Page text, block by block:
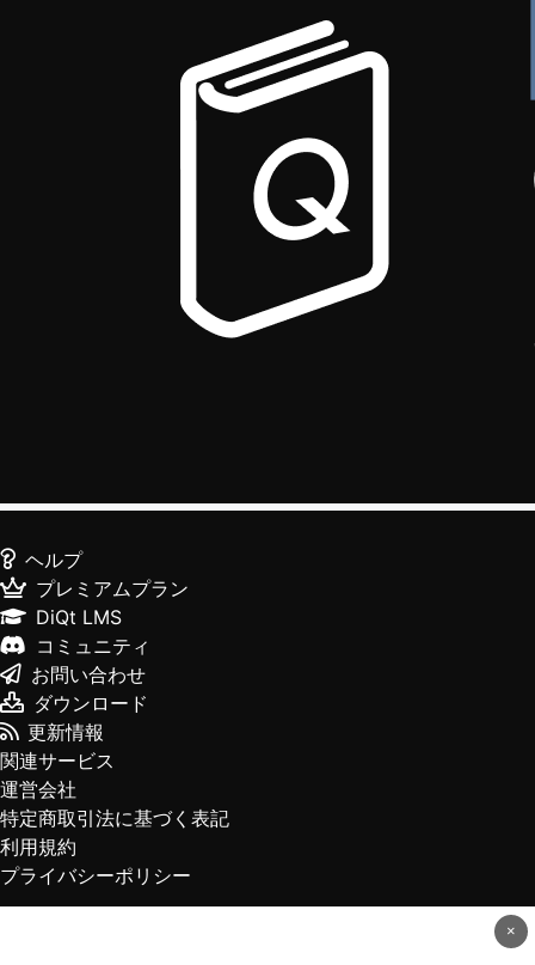
×
ヘルプ
プレミアムプラン
DiQt LMS
コミュニティ
お問い合わせ
ダウンロード
更新情報
関連サービス
運営会社
特定商取引法に基づく表記
利用規約
プライバシーポリシー